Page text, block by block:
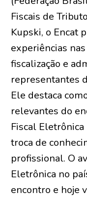
Fiscais de
Kupski, o Encat
experiências
fiscalização e
representantes
Ele destaca
relevantes do
Fiscal
troca de
profissional. O
Eletrônica no
encontro e hoje